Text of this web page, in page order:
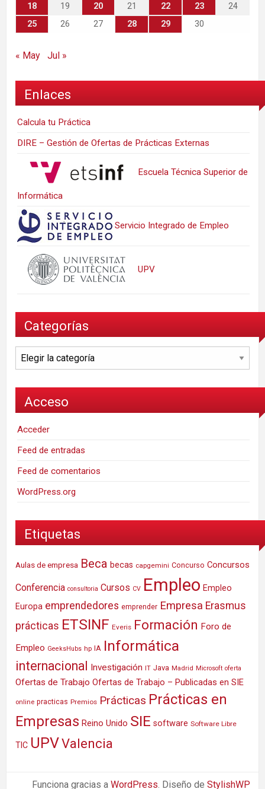
18
19 20 21 22 23
24
25
26 27 28 29 30
« May Jul »
Enlaces
Calcula tu Práctica
DIRE – Gestión de Ofertas de Prácticas Externas
Escuela Técnica Superior de
Informática
Servicio Integrado de Empleo
UPV
Categorías
Categorías
Acceso
Acceder
Feed de entradas
Feed de comentarios
WordPress.org
Etiquetas
Aulas de empresa Beca becas capgemini Concurso Concursos
Conferencia consultoria Cursos CV Empleo Empleo
Europa emprendedores emprender Empresa Erasmus
prácticas ETSINF Everis Formación Foro de
Empleo GeeksHubs hp IA Informática
internacional Investigación IT Java Madrid Microsoft oferta
Ofertas de Trabajo Ofertas de Trabajo – Publicadas en SIE
online practicas Premios Prácticas Prácticas en
Empresas Reino Unido SIE software Software Libre
TIC UPVValencia
Funciona gracias a WordPress. Diseño de StylishWP